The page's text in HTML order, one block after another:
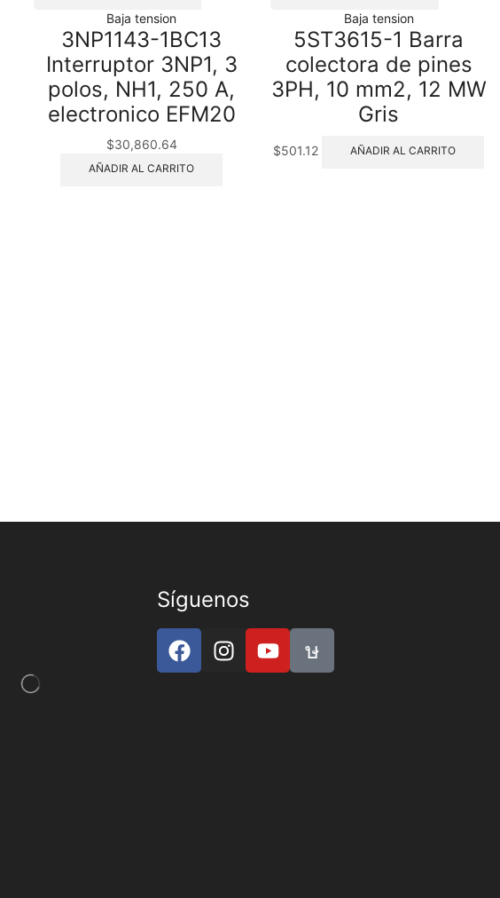
Baja tension
3NP1143-1BC13
Interruptor 3NP1, 3
polos, NH1, 250 A,
electronico EFM20
$30,860.64
AÑADIR AL CARRITO
Baja tension
5ST3615-1 Barra
colectora de pines
3PH, 10 mm2, 12 MW
Gris
$501.12 AÑADIR AL CARRITO
Síguenos